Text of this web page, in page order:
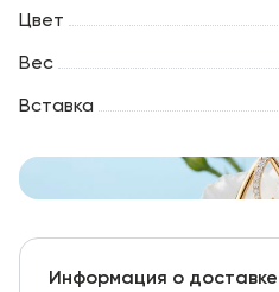
Цвет
Вес
Вставка
Информация о доставке